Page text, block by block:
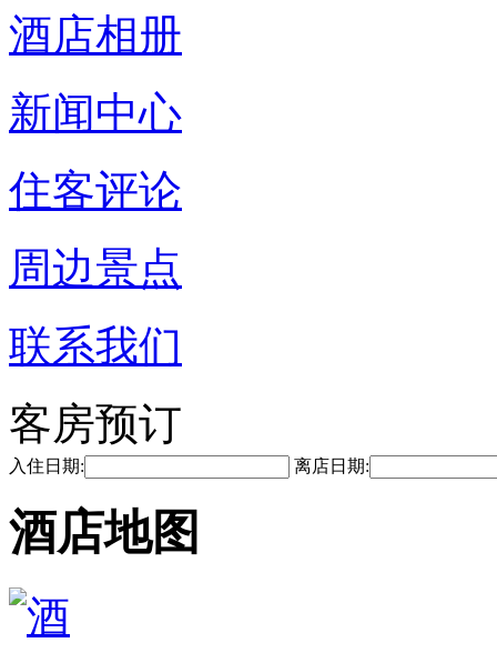
酒店相册
新闻中心
住客评论
周边景点
联系我们
客房预订
入住日期: 离店日期:
酒店地图